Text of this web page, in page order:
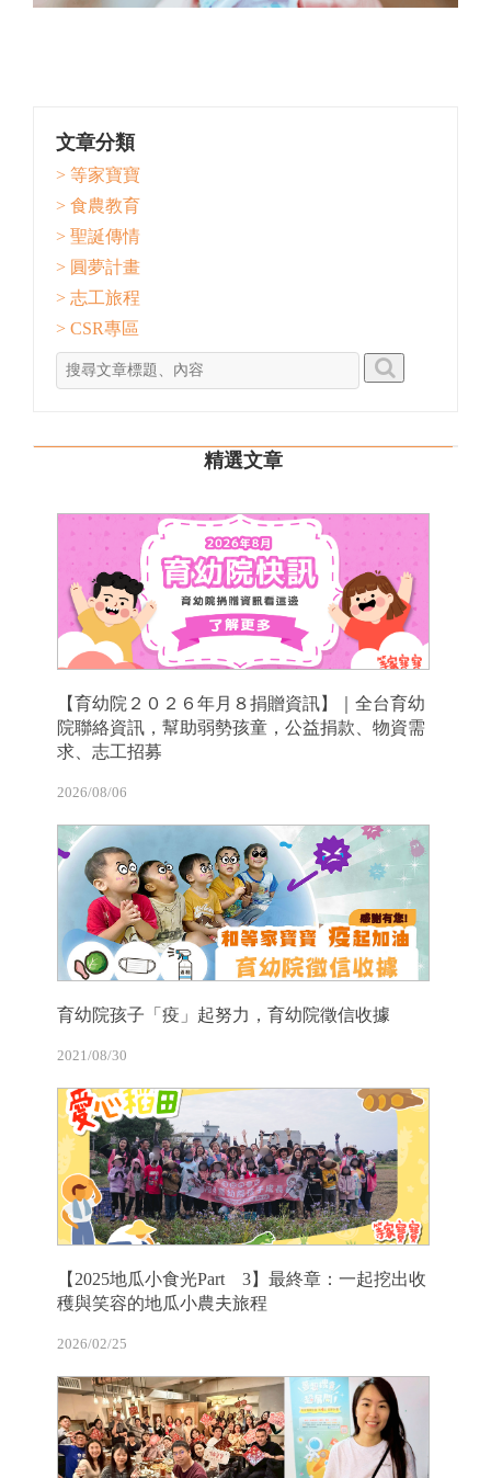
文章分類
> 等家寶寶
> 食農教育
> 聖誕傳情
> 圓夢計畫
> 志工旅程
> CSR專區
精選文章
【育幼院２０２６年月８捐贈資訊】｜全台育幼
院聯絡資訊，幫助弱勢孩童，公益捐款、物資需
求、志工招募
2026/08/06
育幼院孩子「疫」起努力，育幼院徵信收據
2021/08/30
【2025地瓜小食光Part 3】最終章：一起挖出收
穫與笑容的地瓜小農夫旅程
2026/02/25